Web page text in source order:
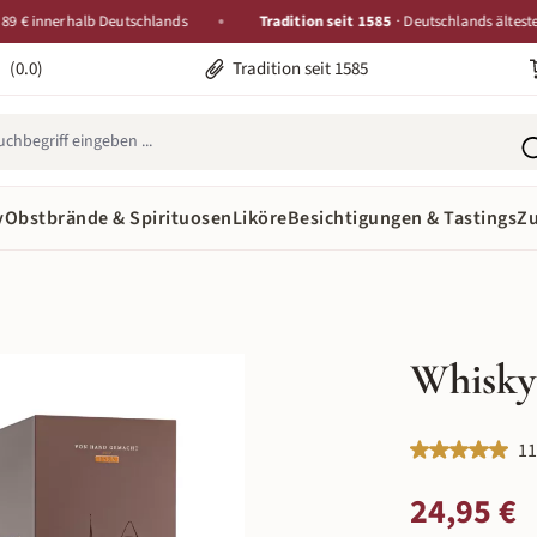
Deutschlands Tradition seit 1585 · Deutschlands älteste
(0.0) Tradition seit 1585
Obstbrände & SpirituosenLiköreBesichtigungen & Tastings
Regulärer Preis:
24,95 €